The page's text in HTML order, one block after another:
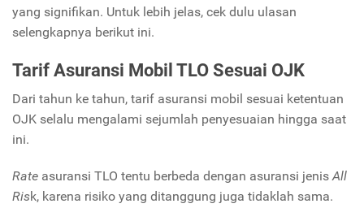
yang signifikan. Untuk lebih jelas, cek dulu ulasan
selengkapnya berikut ini.
Tarif Asuransi Mobil TLO Sesuai OJK
Dari tahun ke tahun, tarif asuransi mobil sesuai ketentuan
OJK selalu mengalami sejumlah penyesuaian hingga saat
ini.
Rate asuransi TLO tentu berbeda dengan asuransi jenis All
Risk, karena risiko yang ditanggung juga tidaklah sama.